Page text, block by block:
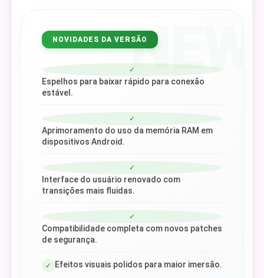
NEW
NOVIDADES DA VERSÃO
✓
Espelhos para baixar rápido para conexão
estável.
✓
Aprimoramento do uso da memória RAM em
dispositivos Android.
✓
Interface do usuário renovado com
transições mais fluidas.
✓
Compatibilidade completa com novos patches
de segurança.
✓ Efeitos visuais polidos para maior imersão.